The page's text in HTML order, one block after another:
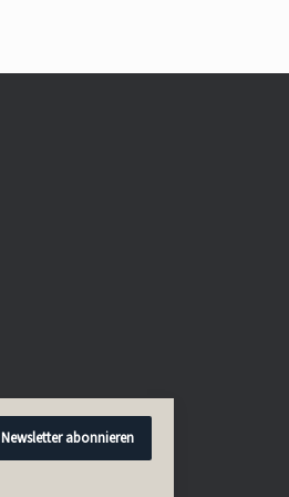
Newsletter abonnieren